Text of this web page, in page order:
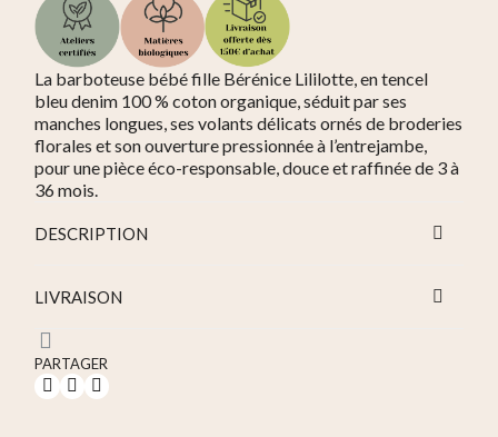
La barboteuse bébé fille Bérénice Lililotte, en tencel
bleu denim 100 % coton organique, séduit par ses
manches longues, ses volants délicats ornés de broderies
florales et son ouverture pressionnée à l’entrejambe,
pour une pièce éco-responsable, douce et raffinée de 3 à
36 mois.
DESCRIPTION
LIVRAISON
PARTAGER